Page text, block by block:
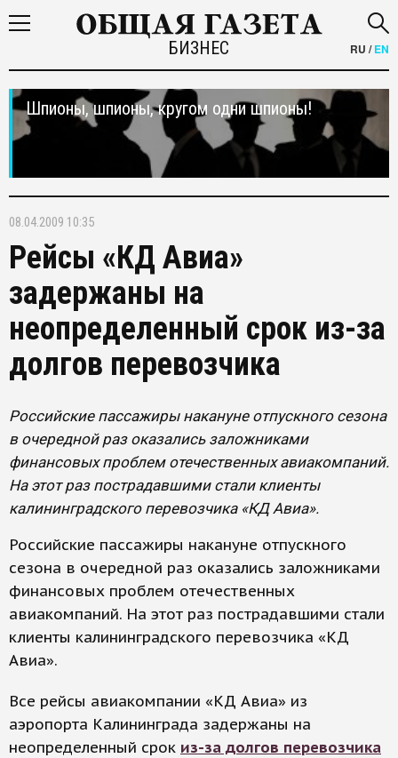
БИЗНЕС RU /EN
Шпионы, шпионы, кругом одни шпионы!
08.04.2009 10:35
Рейсы «КД Авиа»
задержаны на
неопределенный срок из-за
долгов перевозчика
Российские пассажиры накануне отпускного сезона
в очередной раз оказались заложниками
финансовых проблем отечественных авиакомпаний.
На этот раз пострадавшими стали клиенты
калининградского перевозчика «КД Авиа».
Российские пассажиры накануне отпускного
сезона в очередной раз оказались заложниками
финансовых проблем отечественных
авиакомпаний. На этот раз пострадавшими стали
клиенты калининградского перевозчика «КД
Авиа».
Все рейсы авиакомпании «КД Авиа» из
аэропорта Калининграда задержаны на
неопределенный срок из-за долгов перевозчика